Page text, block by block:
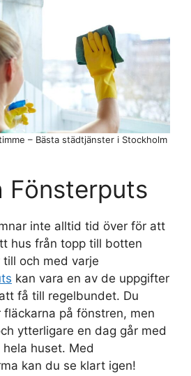
– Bästa städtjänster i Stockholm
Fönsterputs
inte alltid tid över för att
hus från topp till botten
och med varje
kan vara en av de uppgifter
få till regelbundet. Du
på fönstren, men
ytterligare en dag går med
huset. Med
kan du se klart igen!